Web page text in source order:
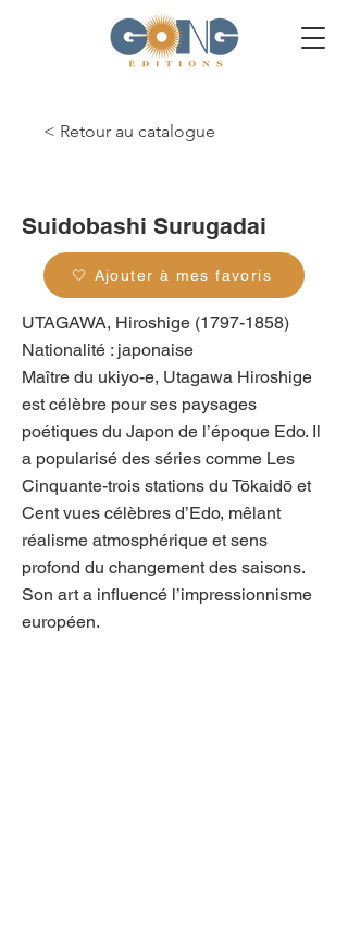
< Retour au catalogue
Suidobashi Surugadai
🤍 Ajouter à mes favoris
UTAGAWA, Hiroshige (1797-1858)
Nationalité : japonaise
Maître du ukiyo-e, Utagawa Hiroshige
est célèbre pour ses paysages
poétiques du Japon de l’époque Edo. Il
a popularisé des séries comme Les
Cinquante-trois stations du Tōkaidō et
Cent vues célèbres d’Edo, mêlant
réalisme atmosphérique et sens
profond du changement des saisons.
Son art a influencé l’impressionnisme
européen.